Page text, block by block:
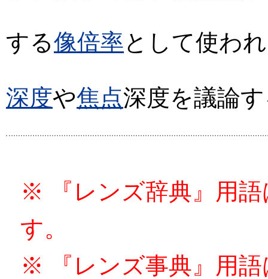
する像倍率として使わ
深度や焦点深度を議論
※ 『レンズ辞典』用
す。
※ 『レンズ事典』用